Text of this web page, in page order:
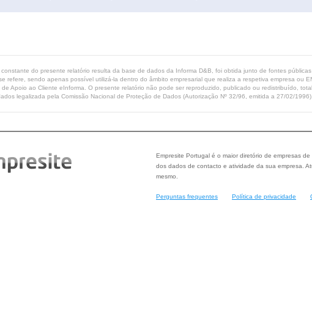
constante do presente relatório resulta da base de dados da Informa D&B, foi obtida junto de fontes
refere, sendo apenas possível utilizá-la dentro do âmbito empresarial que realiza a respetiva empresa ou
Apoio ao Cliente eInforma. O presente relatório não pode ser reproduzido, publicado ou redistribuído,
legalizada pela Comissão Nacional de Proteção de Dados (Autorização Nº 32/96, emitida a 27/02/1996).
Empresite Portugal é o maior diretório de empresas
dos dados de contacto e atividade da sua empresa.
mesmo.
Perguntas frequentes Política de privacidade